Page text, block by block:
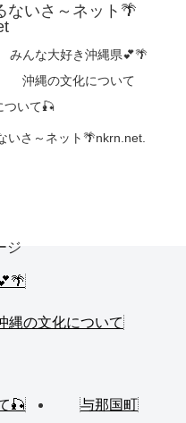
ないさ～ネット🌴
みんな大好き沖縄県💕🌴
沖縄の文化について
ついて🎣
いさ～ネット🌴nkrn.net.
ジ
縄の文化について
🎣 与那国町